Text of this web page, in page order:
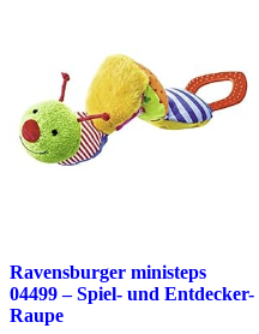
Ravensburger ministeps
04499 – Spiel- und Entdecker-
Raupe